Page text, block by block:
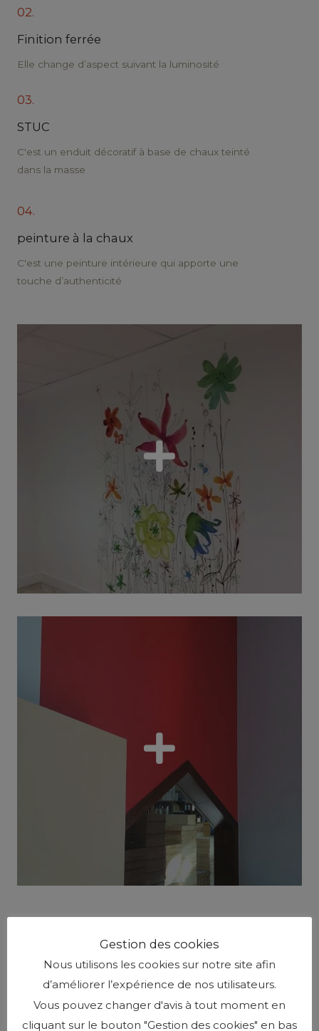
02.
Finition ferrée
Elle change d’aspect suivant la luminosité
03.
STUC
C'est un enduit décoratif à base de chaux teinté
dans la masse
04.
peinture à la chaux
C'est une peinture intérieure qui apporte une
touche d’authenticité
Contactez Nous
Gestion des cookies
Nous utilisons les cookies sur notre site afin
d’améliorer l’expérience de nos utilisateurs.
Vous pouvez changer d'avis à tout moment en
cliquant sur le bouton "Gestion des cookies" en bas